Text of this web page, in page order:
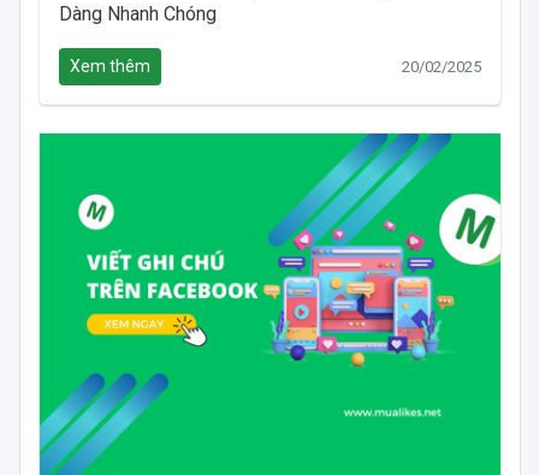
Dàng Nhanh Chóng
Xem thêm 20/02/2025